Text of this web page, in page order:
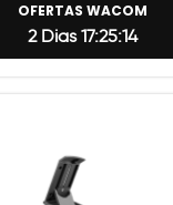
OFERTAS WACOM
2 Dias 17:25:13